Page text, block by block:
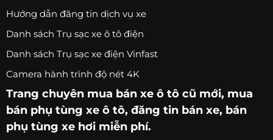
Hướng dẫn đăng tin dịch vụ xe
Danh sách Trụ sạc xe ô tô điện
Danh sách Trụ sạc xe điện Vinfast
Camera hành trình độ nét 4K
Trang chuyên mua bán xe ô tô cũ mới, mua
bán phụ tùng xe ô tô, đăng tin bán xe, bán
phụ tùng xe hơi miễn phí.